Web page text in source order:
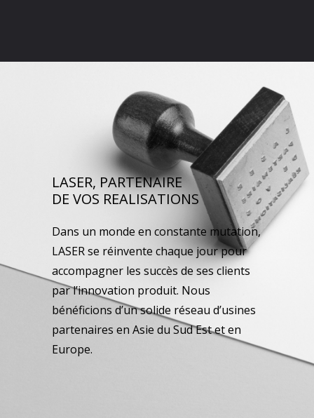
LASER, PARTENAIRE
DE VOS REALISATIONS
Dans un monde en constante mutation,
LASER se réinvente chaque jour pour
accompagner les succès de ses clients
par l’innovation produit. Nous
bénéficions d’un solide réseau d’usines
partenaires en Asie du Sud Est et en
Europe.